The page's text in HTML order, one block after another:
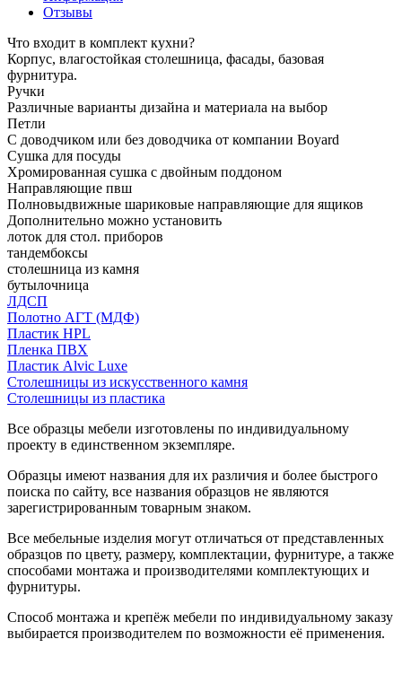
Отзывы
Что входит в комплект кухни?
Корпус, влагостойкая столешница, фасады, базовая
фурнитура.
Ручки
Различные варианты дизайна и материала на выбор
Петли
С доводчиком или без доводчика от компании Boyard
Сушка для посуды
Хромированная сушка с двойным поддоном
Направляющие пвш
Полновыдвижные шариковые направляющие для ящиков
Дополнительно можно установить
лоток для стол. приборов
тандембоксы
столешница из камня
бутылочница
ЛДСП
Полотно АГТ (МДФ)
Пластик HPL
Пленка ПВХ
Пластик Alvic Luxe
Столешницы из искусственного камня
Столешницы из пластика
Все образцы мебели изготовлены по индивидуальному
проекту в единственном экземпляре.
Образцы имеют названия для их различия и более быстрого
поиска по сайту, все названия образцов не являются
зарегистрированным товарным знаком.
Все мебельные изделия могут отличаться от представленных
образцов по цвету, размеру, комплектации, фурнитуре, а также
способами монтажа и производителями комплектующих и
фурнитуры.
Способ монтажа и крепёж мебели по индивидуальному заказу
выбирается производителем по возможности её применения.